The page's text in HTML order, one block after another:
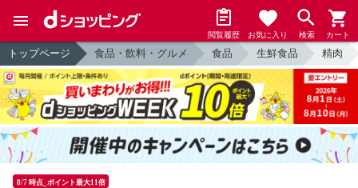
閲覧履歴 お気に入り 検索 カート
トップページ 食品・飲料・グルメ 食品 生鮮食品 精肉
8/7 時点_ポイント最大11倍